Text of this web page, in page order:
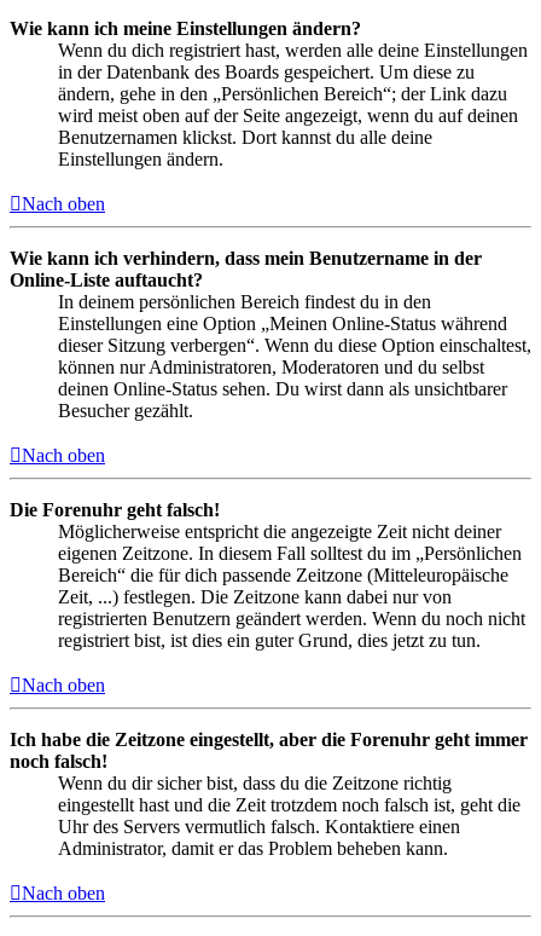
Wie kann ich meine Einstellungen ändern?
Wenn du dich registriert hast, werden alle deine Einstellungen
in der Datenbank des Boards gespeichert. Um diese zu
ändern, gehe in den „Persönlichen Bereich“; der Link dazu
wird meist oben auf der Seite angezeigt, wenn du auf deinen
Benutzernamen klickst. Dort kannst du alle deine
Einstellungen ändern.
Nach oben
Wie kann ich verhindern, dass mein Benutzername in der
Online-Liste auftaucht?
In deinem persönlichen Bereich findest du in den
Einstellungen eine Option „Meinen Online-Status während
dieser Sitzung verbergen“. Wenn du diese Option einschaltest,
können nur Administratoren, Moderatoren und du selbst
deinen Online-Status sehen. Du wirst dann als unsichtbarer
Besucher gezählt.
Nach oben
Die Forenuhr geht falsch!
Möglicherweise entspricht die angezeigte Zeit nicht deiner
eigenen Zeitzone. In diesem Fall solltest du im „Persönlichen
Bereich“ die für dich passende Zeitzone (Mitteleuropäische
Zeit, ...) festlegen. Die Zeitzone kann dabei nur von
registrierten Benutzern geändert werden. Wenn du noch nicht
registriert bist, ist dies ein guter Grund, dies jetzt zu tun.
Nach oben
Ich habe die Zeitzone eingestellt, aber die Forenuhr geht immer
noch falsch!
Wenn du dir sicher bist, dass du die Zeitzone richtig
eingestellt hast und die Zeit trotzdem noch falsch ist, geht die
Uhr des Servers vermutlich falsch. Kontaktiere einen
Administrator, damit er das Problem beheben kann.
Nach oben